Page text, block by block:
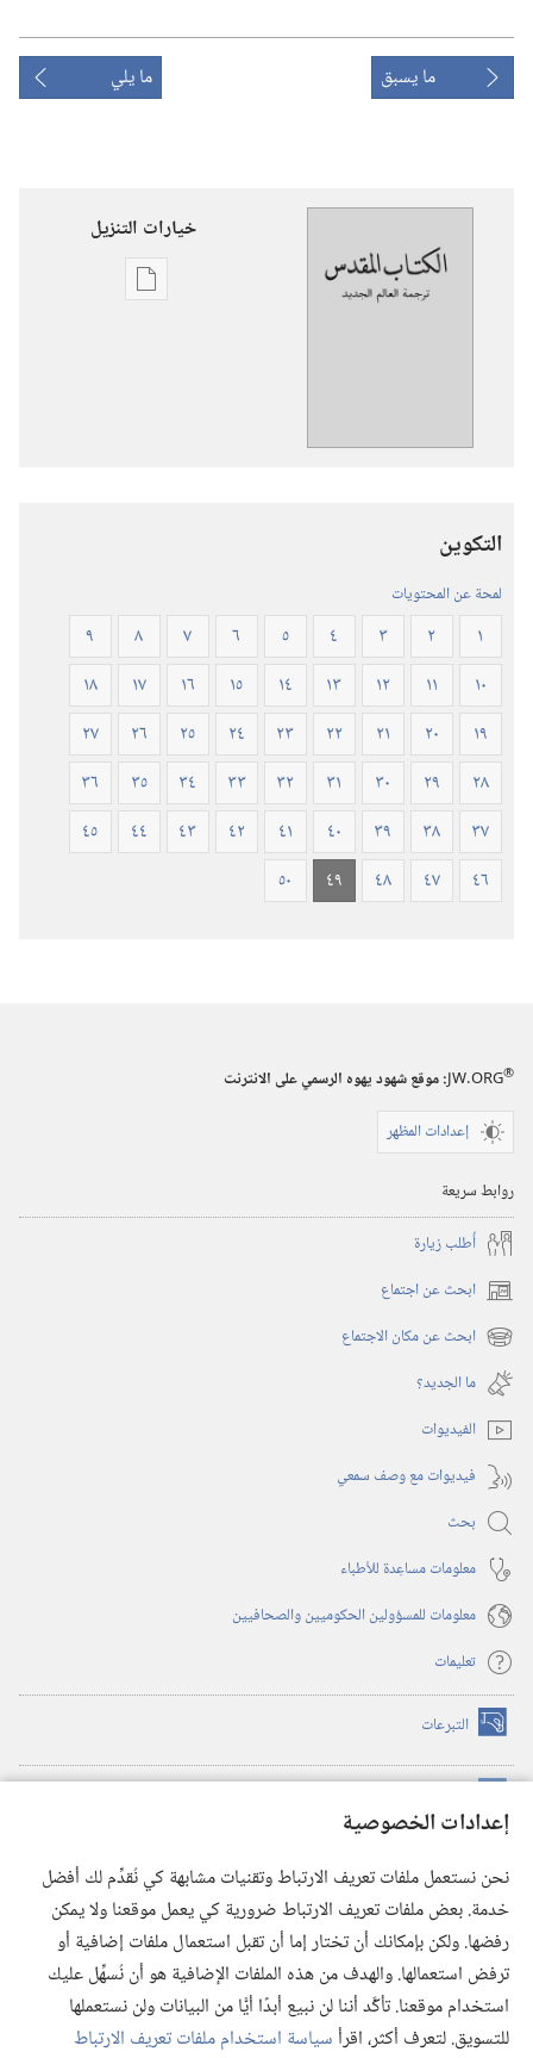
إعدادات الخصوصية
نحن نستعمل ملفات تعريف الارتباط وتقنيات مشابهة كي نُقدِّم لك أفضل
خدمة. بعض ملفات تعريف الارتباط ضرورية كي يعمل موقعنا ولا يمكن
رفضها. ولكن بإمكانك أن تختار إما أن تقبل استعمال ملفات إضافية أو
ترفض استعمالها. والهدف من هذه الملفات الإضافية هو أن نُسهِّل عليك
استخدام موقعنا. تأكَّد أننا لن نبيع أبدًا أيًّا من البيانات ولن نستعملها
للتسويق. لتعرف أكثر، اقرأسياسة استخدام ملفات تعريف الارتباط
ما يسبق ما يلي
خيارات التنزيل
خيارات
٢٠١٩)‏
التكوين
لمحة عن المحتويات
١ ٢ ٣ ٤ ٥ ٦ ٧ ٨
٩
١٠
١١ ١٢ ١٣ ١٤ ١٥ ١٦ ١٧
١٨
١٩
٢٠ ٢١ ٢٢ ٢٣ ٢٤ ٢٥ ٢٦
٢٧
٢٨
٢٩ ٣٠ ٣١ ٣٢ ٣٣ ٣٤ ٣٥
٣٦
٣٧
٣٨ ٣٩ ٤٠ ٤١ ٤٢ ٤٣ ٤٤
٤٥
٤٦
٤٧ ٤٨ ٤٩ ٥٠
JW.ORG®
:‏ موقع شهود يهوه الرسمي على الانترنت
إعدادات المظهر
روابط سريعة
أُطلب زيارة
ابحث عن اجتماع (يفتح
نافذة ابحث عن مكان الاجتماع (يفتح
نافذة
جديدة)
ما الجديد؟‏
الفيديوات
فيديوات مع وصف سمعي
بحث
معلومات مساعِدة للأطباء
معلومات للمسؤولين الحكوميين والصحافيين
تعليمات
التبرعات (يفتح
نافذة
(يفتح
نافذة
(يفتح
نافذة
جديدة) تطبيق ®
JW Library
مكتبة برج المراقبة